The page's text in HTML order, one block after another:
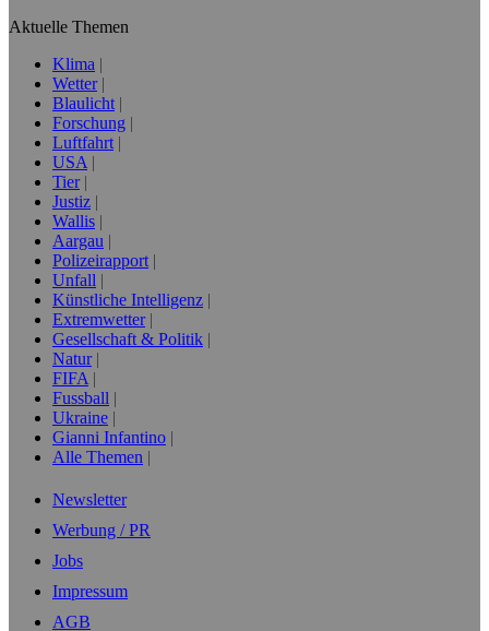
Aktuelle Themen
Klima
Wetter
Blaulicht
Forschung
Luftfahrt
USA
Tier
Justiz
Wallis
Aargau
Polizeirapport
Unfall
Künstliche Intelligenz
Extremwetter
Gesellschaft & Politik
Natur
FIFA
Fussball
Ukraine
Gianni Infantino
Alle Themen
Newsletter
Werbung / PR
Jobs
Impressum
AGB